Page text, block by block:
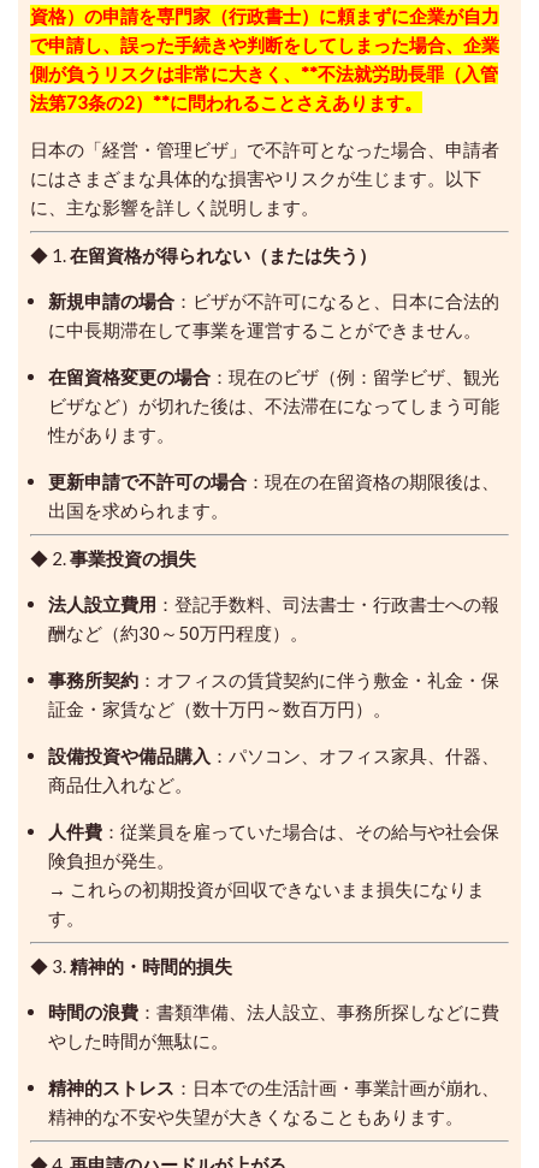
資格）の申請を専門家（行政書士）に頼まずに企業が自力
で申請し、誤った手続きや判断をしてしまった場合、企業
側が負うリスクは非常に大きく、**不法就労助長罪（入管
法第73条の2）**に問われることさえあります。
日本の「経営・管理ビザ」で不許可となった場合、申請者
にはさまざまな具体的な損害やリスクが生じます。以下
に、主な影響を詳しく説明します。
◆ 1.在留資格が得られない（または失う）
新規申請の場合 ：ビザが不許可になると、日本に合法的
に中長期滞在して事業を運営することができません。
在留資格変更の場合 ：現在のビザ（例：留学ビザ、観光
ビザなど）が切れた後は、不法滞在になってしまう可能
性があります。
更新申請で不許可の場合 ：現在の在留資格の期限後は、
出国を求められます。
◆ 2.事業投資の損失
法人設立費用 ：登記手数料、司法書士・行政書士への報
酬など（約30～50万円程度）。
事務所契約 ：オフィスの賃貸契約に伴う敷金・礼金・保
証金・家賃など（数十万円～数百万円）。
設備投資や備品購入 ：パソコン、オフィス家具、什器、
商品仕入れなど。
人件費 ：従業員を雇っていた場合は、その給与や社会保
険負担が発生。
→ これらの初期投資が回収できないまま損失になりま
す。
◆ 3.精神的・時間的損失
時間の浪費 ：書類準備、法人設立、事務所探しなどに費
やした時間が無駄に。
精神的ストレス ：日本での生活計画・事業計画が崩れ、
精神的な不安や失望が大きくなることもあります。